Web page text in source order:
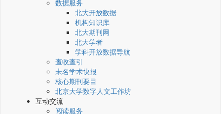
数据服务
北大开放数据
机构知识库
北大期刊网
北大学者
学科开放数据导航
查收查引
未名学术快报
核心期刊要目
北京大学数字人文工作坊
互动交流
阅读服务